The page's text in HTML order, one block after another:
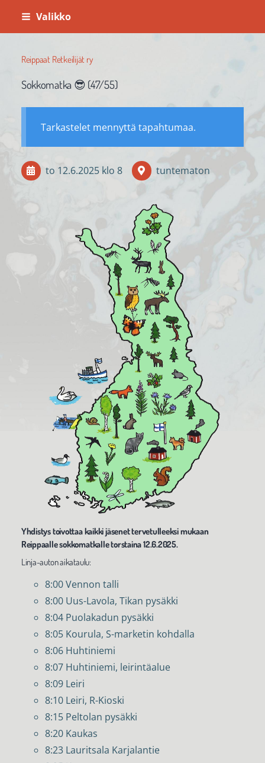
Siirry
sivun
Valikko
Reippaat Retkeilijät ry
Sokkomatka 😎 (47/55)
Tarkastelet mennyttä tapahtumaa.
to 12.6.2025 klo 8 tuntematon
Yhdistys toivottaa kaikki jäsenet tervetulleeksi mukaan
Reippaalle sokkomatkalle torstaina 12.6.2025.
Linja-auton aikataulu:
8:00 Vennon talli
8:00 Uus-Lavola, Tikan pysäkki
8:04 Puolakadun pysäkki
8:05 Kourula, S-marketin kohdalla
8:06 Huhtiniemi
8:07 Huhtiniemi, leirintäalue
8:09 Leiri
8:10 Leiri, R-Kioski
8:15 Peltolan pysäkki
8:20 Kaukas
8:23 Lauritsala Karjalantie